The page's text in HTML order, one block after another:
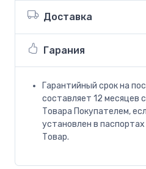
Доставка
Гарания
Гарантийный срок на
составляет 12 месяцев
Товара Покупателем,
установлен в
Товар.